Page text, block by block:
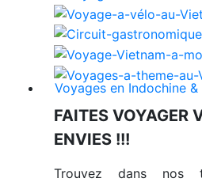
Voyages en Indochine &
FAITES VOYAGER
ENVIES !!!
Trouvez dans nos